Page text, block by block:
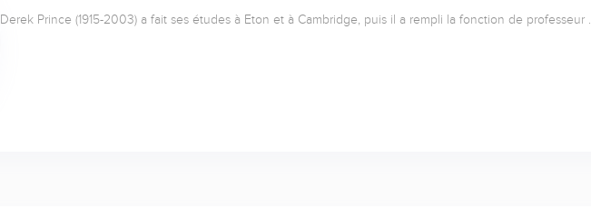
Derek Prince (1915-2003) a fait ses études à Eton et à Cambridge, puis il a rempli la fonction de professeur …